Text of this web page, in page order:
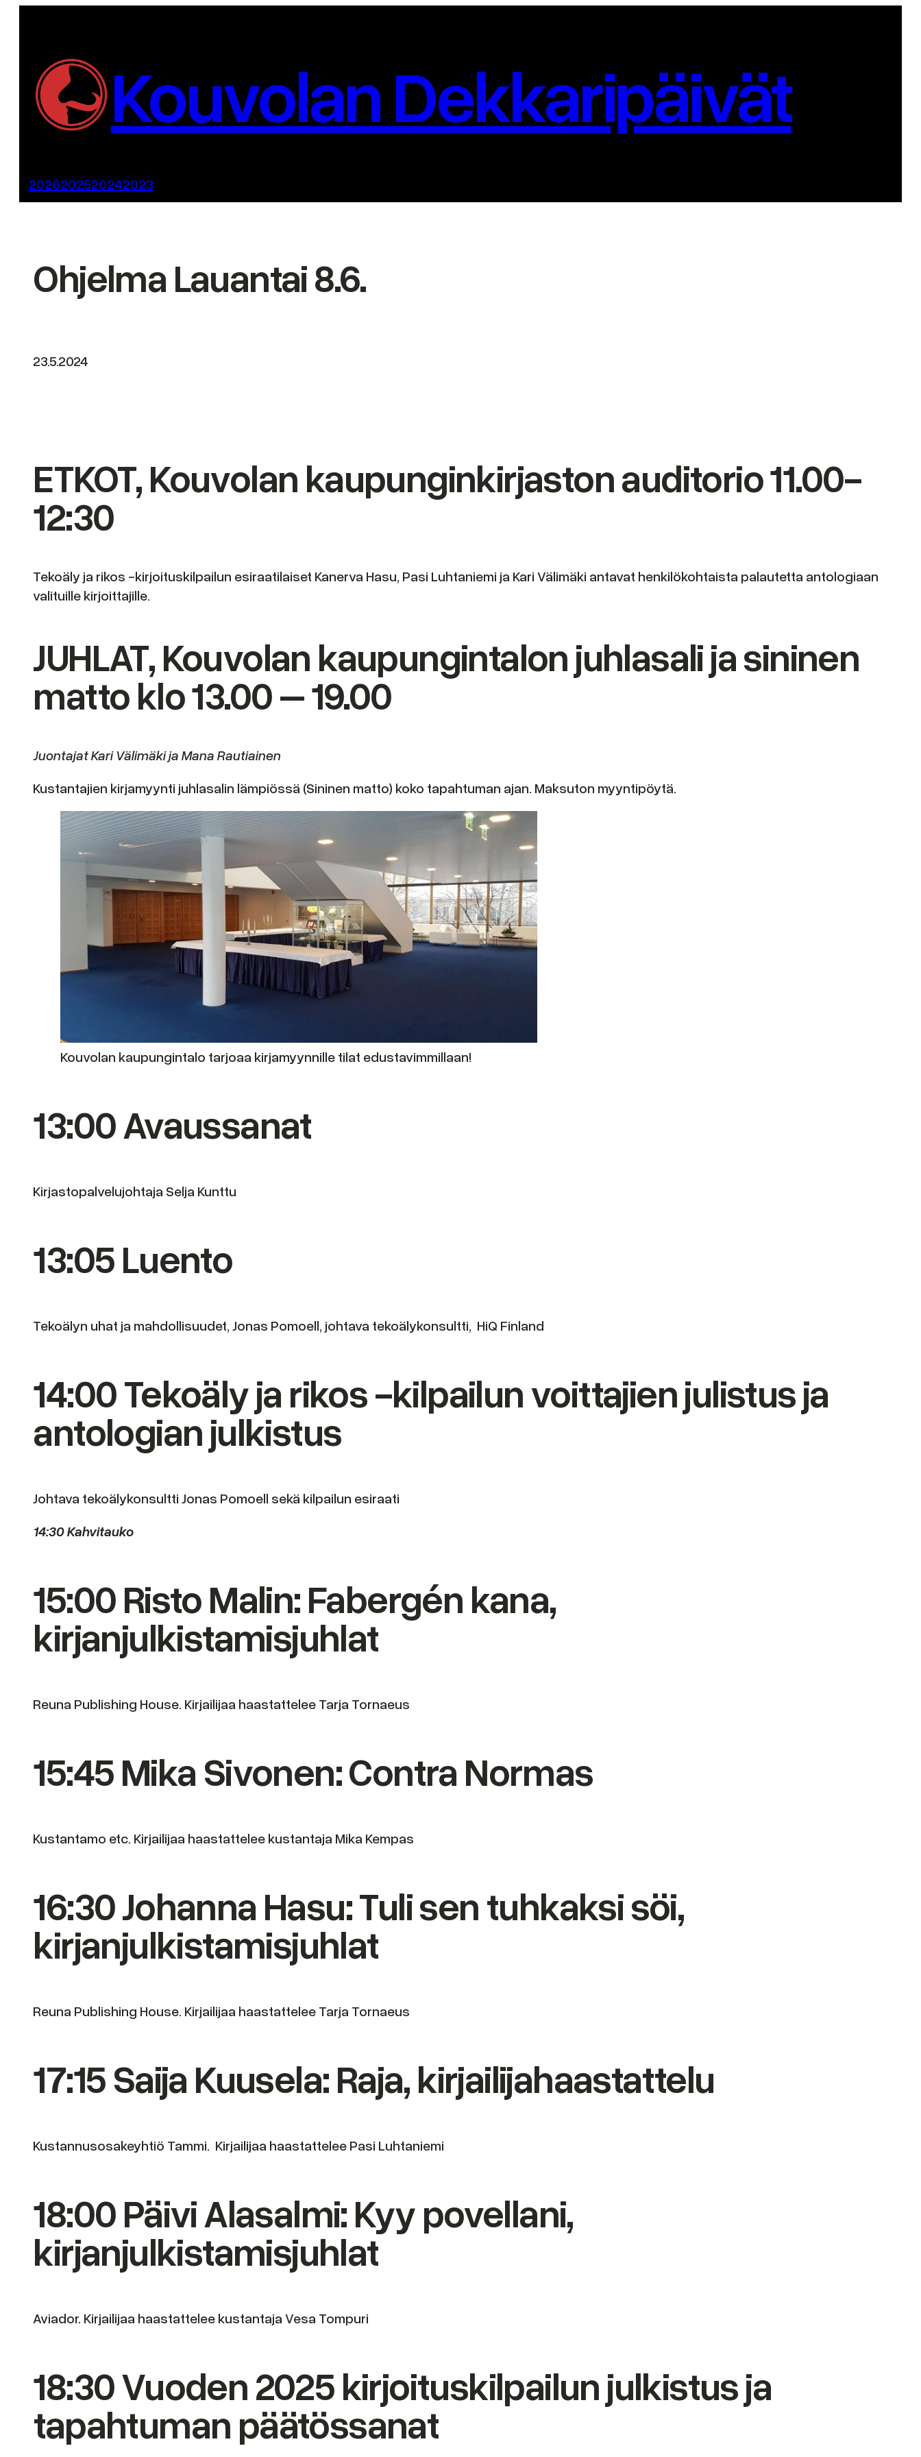
Kouvolan Dekkaripäivät
2026202520242023
Ohjelma Lauantai 8.6.
23.5.2024
ETKOT, Kouvolan kaupunginkirjaston auditorio 11.00-
12:30
Tekoäly ja rikos -kirjoituskilpailun esiraatilaiset Kanerva Hasu, Pasi Luhtaniemi ja Kari Välimäki antavat henkilökohtaista palautetta antologiaan
valituille kirjoittajille.
JUHLAT, Kouvolan kaupungintalon juhlasali ja sininen
matto klo 13.00 – 19.00
Juontajat Kari Välimäki ja Mana Rautiainen
Kustantajien kirjamyynti juhlasalin lämpiössä (Sininen matto) koko tapahtuman ajan. Maksuton myyntipöytä.
Kouvolan kaupungintalo tarjoaa kirjamyynnille tilat edustavimmillaan!
13:00 Avaussanat
Kirjastopalvelujohtaja Selja Kunttu
13:05 Luento
Tekoälyn uhat ja mahdollisuudet, Jonas Pomoell, johtava tekoälykonsultti, HiQ Finland
14:00 Tekoäly ja rikos -kilpailun voittajien julistus ja
antologian julkistus
Johtava tekoälykonsultti Jonas Pomoell sekä kilpailun esiraati
14:30 Kahvitauko
15:00 Risto Malin: Fabergén kana,
kirjanjulkistamisjuhlat
Reuna Publishing House. Kirjailijaa haastattelee Tarja Tornaeus
15:45 Mika Sivonen: Contra Normas
Kustantamo etc. Kirjailijaa haastattelee kustantaja Mika Kempas
16:30 Johanna Hasu: Tuli sen tuhkaksi söi,
kirjanjulkistamisjuhlat
Reuna Publishing House. Kirjailijaa haastattelee Tarja Tornaeus
17:15 Saija Kuusela: Raja, kirjailijahaastattelu
Kustannusosakeyhtiö Tammi. Kirjailijaa haastattelee Pasi Luhtaniemi
18:00 Päivi Alasalmi: Kyy povellani,
kirjanjulkistamisjuhlat
Aviador. Kirjailijaa haastattelee kustantaja Vesa Tompuri
18:30 Vuoden 2025 kirjoituskilpailun julkistus ja
tapahtuman päätössanat